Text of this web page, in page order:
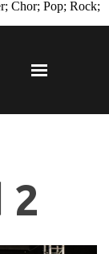
Chor; Pop; Rock;
Menü
2